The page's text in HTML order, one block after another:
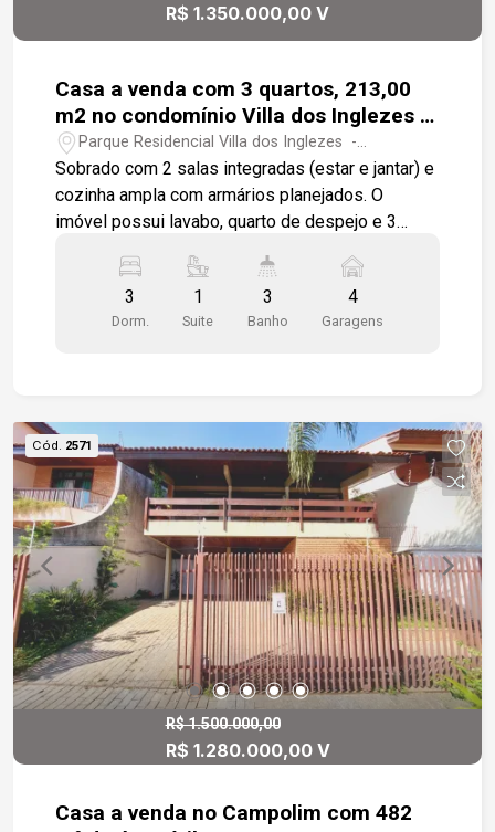
R$ 1.350.000,00 V
Casa a venda com 3 quartos, 213,00
m2 no condomínio Villa dos Inglezes -
Sorocaba
Parque Residencial Villa dos Inglezes -
Sorocaba/SP
Sobrado com 2 salas integradas (estar e jantar) e
cozinha ampla com armários planejados. O
imóvel possui lavabo, quarto de despejo e 3
suíte com hidromassagem. A área gourmet é
completa, com piscina e banheiro. Toda a casa é
revestida em piso cerâmico. A garagem oferece
visita?
3
Dorm.
1
Suite
3
Banho
4
Garagens
Cód. 2571
R$ 1.500.000,00
R$ 1.280.000,00 V
Casa a venda no Campolim com 482